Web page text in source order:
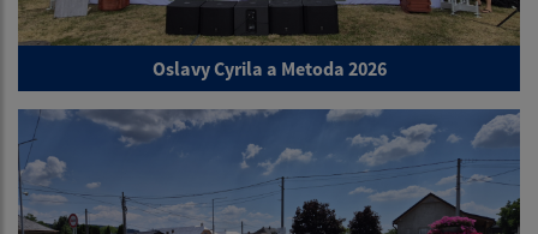
Oslavy Cyrila a Metoda 2026